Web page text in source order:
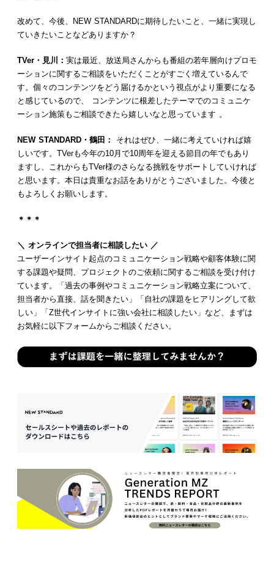
改めて、今後、NEW STANDARDに期待したいこと、一緒に実現し
ていきたいことなどありますか？
TVer・見川： 実は最近、放送局さんからも番組の若年層向けプロモ
ーションに関するご相談をいただくことがすごく増えているんで
す。個々のコンテンツをどう届けるかという視点がより重要になる
と感じているので、 コンテンツに根差したテーマでのコミュニケ
ーション施策もご相談できたら嬉しいなと思っています 。
NEW STANDARD・鶴田： それはぜひ、一緒に考えていければ嬉
しいです。TVerも今年の10月で10周年を迎える節目の年でもあり
ますし、これからもTVer様のさらなる挑戦をサポートしていければ
と思います。本日は貴重なお話をありがとうございました。今後と
もよろしくお願いします。
＊＊＊
＼ オンラインで担当者に相談したい ／
ユーザーインサイト起点のコミュニケーション戦略や顧客体験に関
する課題や疑問、プロジェクトのご依頼に関するご相談を受け付け
ています。「過去の事例やコミュニケーション戦略立案について、
担当者から直接、話を聞きたい」「自社の課題をヒアリングして欲
しい」「Z世代インサイトに強い会社に相談したい」など、まずは
お気軽に以下フォームからご相談ください。